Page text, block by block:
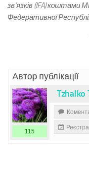
зв’язків (IFA) коштами
Федеративної
Автор публікації
Tzhalko
115